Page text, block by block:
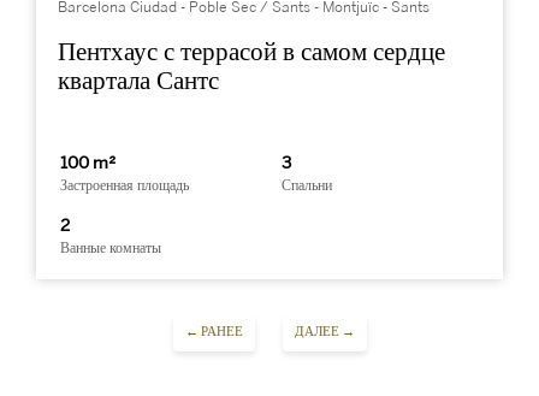
Barcelona Ciudad - Poble Sec / Sants - Montjuïc - Sants
Пентхаус с террасой в самом сердце
квартала Сантс
100 m²
Застроенная площадь
3
Спальни
2
Ванные комнаты
← РАНЕЕ ДАЛЕЕ →